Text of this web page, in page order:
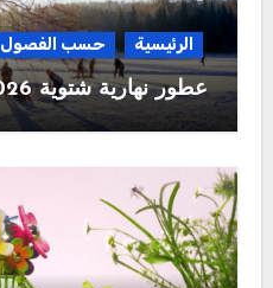
الرئيسية حسب الفصول
عطور نهارية شتوية 2025/2026